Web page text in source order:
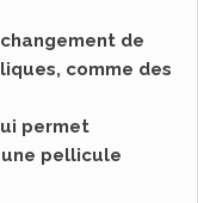
de
comme des
permet
une pellicule